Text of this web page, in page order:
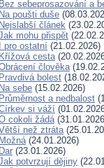
Bez sebeprosazování a
Na poušti duše
Nejslabší článek
mohu přispět
I pro ostatní (21.02.2026)
Křížová cesta
člověka
Pravdivá bolest
Na sebe (15.02.2026)
Průměrnost a nedbalost
si váží
cokoli žádá
než ztráta
Možná(24.01.2026)
Dar (23.01.2026)
potvrzují dějiny